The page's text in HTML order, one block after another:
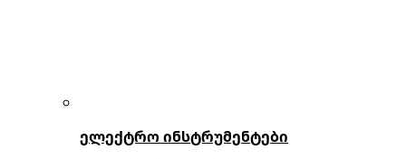
ელექტრო ინსტრუმენტები